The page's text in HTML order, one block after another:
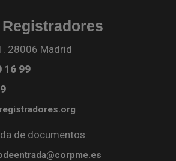
28006 Madrid
16 99
de documentos: